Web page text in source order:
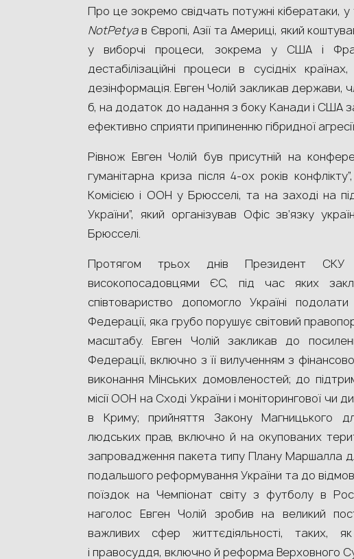
Про це зокремо свідчать потужні кібератаки,
NotPetyaв Європі, Азії та Америці, який
у виборчі процеси, зокрема у США і
дестабілізаційні процеси в сусідніх
дезінформація. Евген Чолій закликав держави,
б, на додаток до надання з боку Канади і США
ефективно сприяти припиненню гібридної
Рівнож Евген Чолій був присутній на
гуманітарна криза після 4-ох років
Комісією і ООН у Брюсселі, та на заході на
України”, який організував Офіс зв’язку
Брюсселі.
Протягом трьох днів Президент
високопосадовцями ЄС, під час яких
співтовариство допомогло Україні подолати
Федерації, яка грубо порушує світовий
масштабу. Евген Чолій закликав до
Федерації, включно з її вилученням з
виконання Мінських домовленостей; до
місії ООН на Сході України і моніторингової чи
в Криму; прийняття Закону Магницького
людських прав, включно й на окупованих
запровадження пакета типу Плану Маршалла
подальшого реформування України та до
поїздок на Чемпіонат світу з футболу в
наголос Евген Чолій зробив на великий
важливих сфер життєдіяльності, таких,
і правосуддя, включно й реформа Верховного